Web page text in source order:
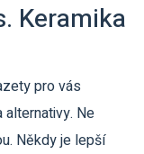
Keramika
pro vás
Ne
Někdy je lepší